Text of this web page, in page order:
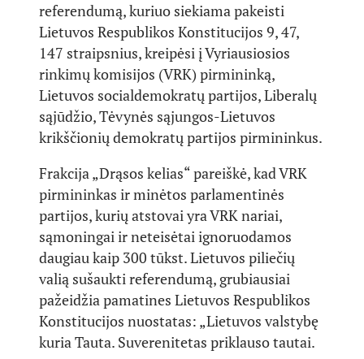
referendumą, kuriuo siekiama pakeisti
Lietuvos Respublikos Konstitucijos 9, 47,
147 straipsnius, kreipėsi į Vyriausiosios
rinkimų komisijos (VRK) pirmininką,
Lietuvos socialdemokratų partijos, Liberalų
sąjūdžio, Tėvynės sąjungos-Lietuvos
krikščionių demokratų partijos pirmininkus.
Frakcija „Drąsos kelias“ pareiškė, kad VRK
pirmininkas ir minėtos parlamentinės
partijos, kurių atstovai yra VRK nariai,
sąmoningai ir neteisėtai ignoruodamos
daugiau kaip 300 tūkst. Lietuvos piliečių
valią sušaukti referendumą, grubiausiai
pažeidžia pamatines Lietuvos Respublikos
Konstitucijos nuostatas: „Lietuvos valstybę
kuria Tauta. Suverenitetas priklauso tautai.